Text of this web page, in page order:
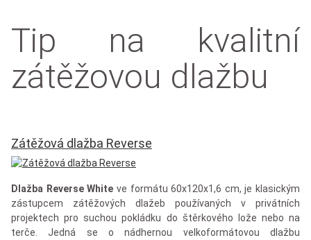
Tip na kvalitní
zátěžovou dlažbu
Zátěžová dlažba Reverse
Dlažba Reverse White ve formátu 60x120x1,6 cm, je klasickým
zástupcem zátěžových dlažeb používaných v privátních
projektech pro suchou pokládku do štěrkového lože nebo na
terče. Jedná se o nádhernou velkoformátovou dlažbu